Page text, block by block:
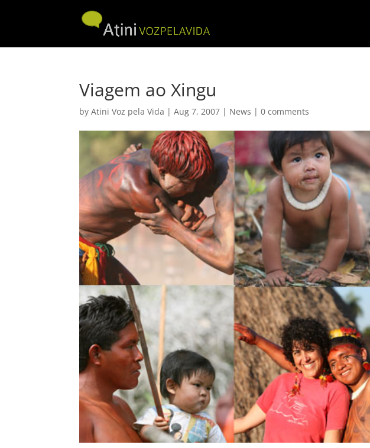
Viagem ao Xingu
byAtini Voz pela Vida |Aug 7, 2007 | News |0 comments